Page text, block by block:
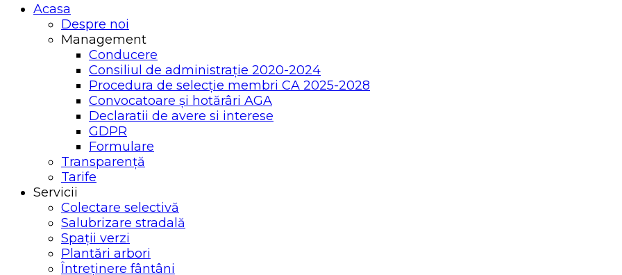
Acasa
Despre noi
Management
Conducere
Consiliul de administrație 2020-2024
Procedura de selecție membri CA 2025-2028
Convocatoare și hotărâri AGA
Declaratii de avere si interese
GDPR
Formulare
Transparență
Tarife
Servicii
Colectare selectivă
Salubrizare stradală
Spații verzi
Plantări arbori
Întreținere fântâni